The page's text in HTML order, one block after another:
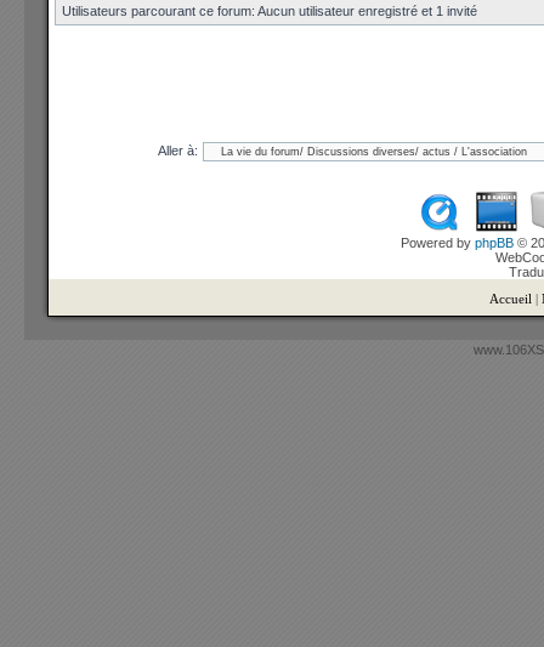
Utilisateurs parcourant ce forum: Aucun utilisateur enregistré et 1 invité
Aller à:
Powered by phpBB ©
Accueil |